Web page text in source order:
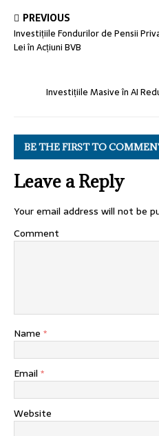
PREVIOUS
Investițiile Fondurilor de Pensii
Lei în Acțiuni BVB
Investițiile Masive în AI
BE THE FIRST TO
Leave a Reply
Your email address will not be
Comment
Name *
Email *
Website